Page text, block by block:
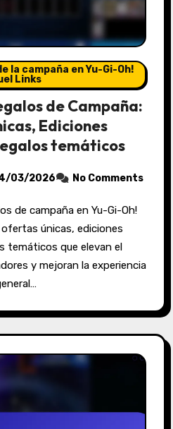
la campaña en Yu-Gi-Oh!
Links
de Campaña:
Ediciones
temáticos
03/2026 No Comments
únicas, ediciones
temáticos que elevan el
y mejoran la experiencia